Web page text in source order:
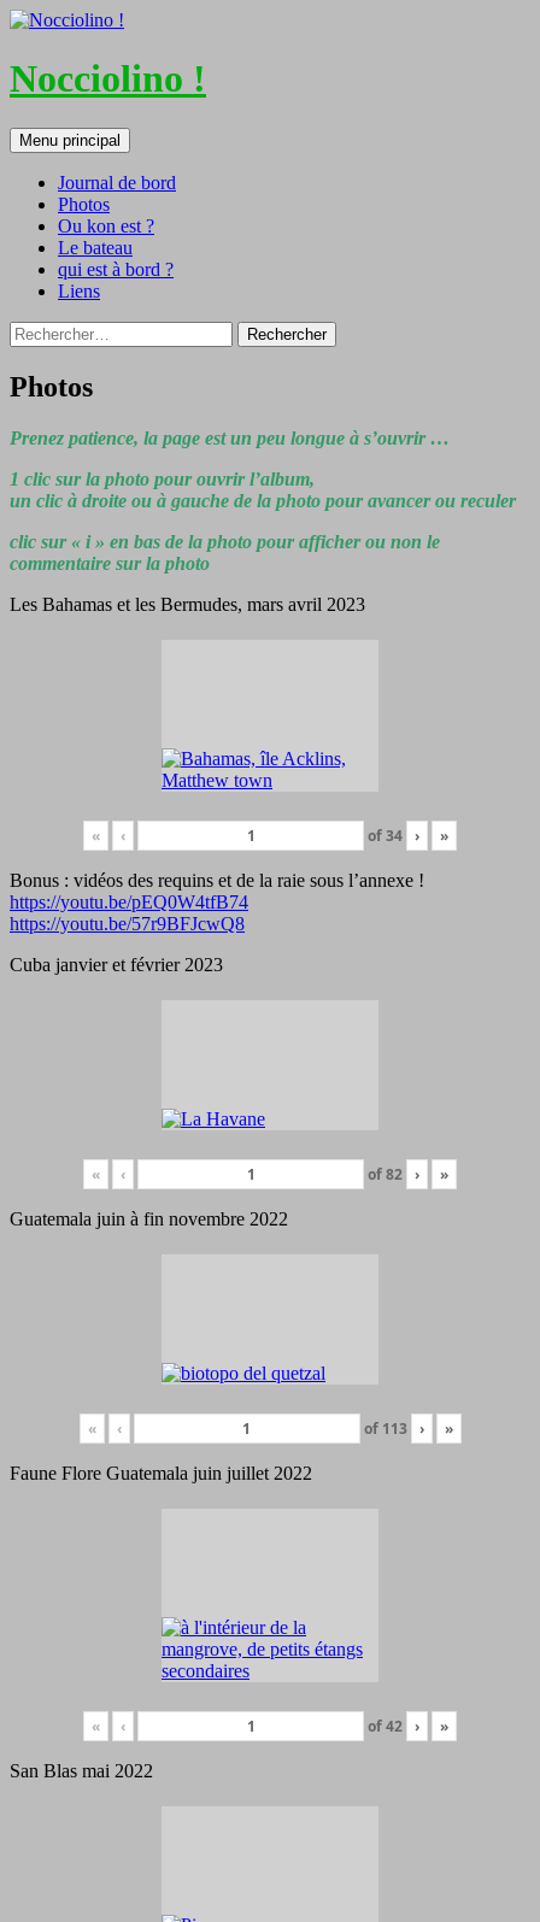
Nocciolino !
Recherche
Menu principal
Aller
au
contenu
Journal de bord
Photos
Ou kon est ?
Le bateau
qui est à bord ?
Liens
Rechercher :
Photos
Prenez patience, la page est un peu longue à s’ouvrir …
1 clic sur la photo pour ouvrir l’album,
un clic à droite ou à gauche de la photo pour avancer ou reculer
clic sur « i » en bas de la photo pour afficher ou non le
commentaire sur la photo
Les Bahamas et les Bermudes, mars avril 2023
« ‹ of34 › »
Bonus : vidéos des requins et de la raie sous l’annexe !
https://youtu.be/pEQ0W4tfB74
https://youtu.be/57r9BFJcwQ8
Cuba janvier et février 2023
« ‹ of82 › »
Guatemala juin à fin novembre 2022
« ‹ of 113 › »
Faune Flore Guatemala juin juillet 2022
« ‹ of42 › »
San Blas mai 2022